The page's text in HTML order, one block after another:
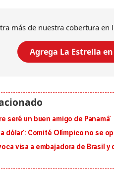
más de nuestra cobertura en
Agrega La Estrella
seré un buen amigo de Panamá’
dólar’: Comité Olímpico no se
visa a embajadora de Brasil